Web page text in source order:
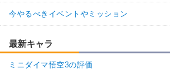
今やるべきイベントやミッション
最新キャラ
ミニダイマ悟空3の評価